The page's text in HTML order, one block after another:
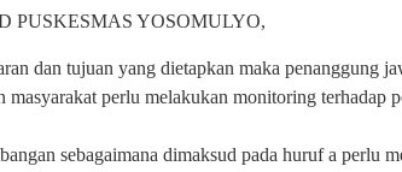
PUSKESMAS YOSOMULYO,
dan tujuan yang dietapkan maka penanggung
masyarakat perlu melakukan monitoring terhadap
sebagaimana dimaksud pada huruf a perlu